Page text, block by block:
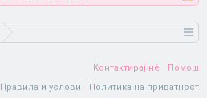
Контактирај нè
Помош
Правила и услови
Политика на приватност